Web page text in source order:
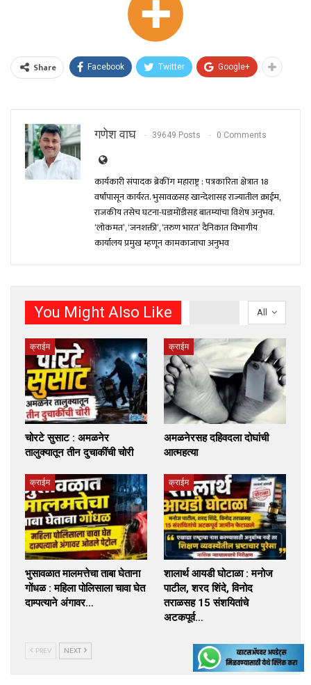
Share Facebook Twitter Google+
गणेश वाघ 39649 Posts 0 Comments
कार्यकारी संपादक ब्रेकींग महाराष्ट्र : पत्रकारिता क्षेत्रात 18
वर्षांपासून कार्यरत. भुसावळसह खान्देशासह राज्यातील क्राईम,
राजकीय तसेच घटना-घडामोंडीसह बातम्यांचा विशेष अनुभव.
‘लोकमत’, ‘जनशक्ती’, ‘तरुण भारत’ दैनिकात विभागीय
कार्यालय प्रमुख म्हणून कामकाजाचा अनुभव
All
You Might Also Like
क्राईम
चोरटे सुसाट : अमळनेर
तालुक्यातून तीन दुचाकींची चोरी
क्राईम
अमळनेरसह दहिवदला दोघांची
आत्महत्या
क्राईम
भुसावळात मालमत्तेचा ताबा घेताना
गोंधळ : महिला पोलिसाला चावा घेत
दाम्पत्याने अंगावर…
क्राईम
शालार्थ आयडी घोटाळा : मनोज
पाटील, शरद शिंदे, विनोद
तराळसह 15 संशयितांचे
अटकपूर्व…
PREV NEXT